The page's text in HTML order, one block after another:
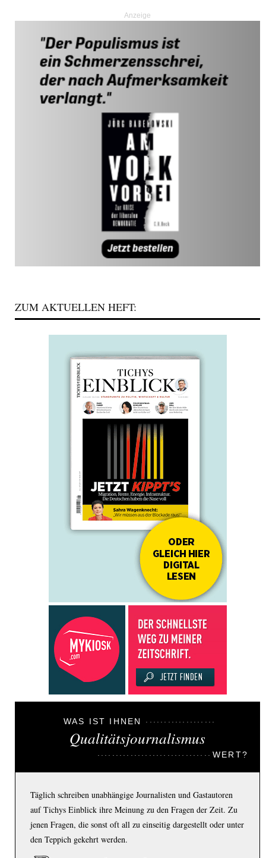
Anzeige
ZUM AKTUELLEN HEFT:
WAS IST IHNEN
Qualitätsjournalismus
WERT?
Täglich schreiben unabhängige Journalisten und Gastautoren
auf Tichys Einblick ihre Meinung zu den Fragen der Zeit. Zu
jenen Fragen, die sonst oft all zu einseitig dargestellt oder unter
den Teppich gekehrt werden.